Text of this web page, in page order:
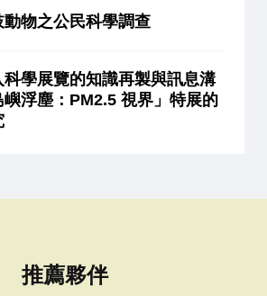
動物之公民科學調查
科學展覽的知識再製與訊息溝
嶼浮塵：PM2.5 視界」特展的
推薦夥伴